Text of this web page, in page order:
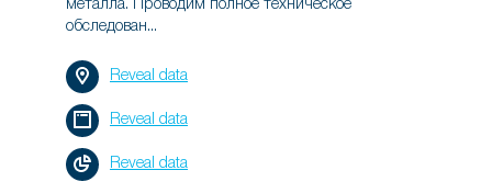
металла. Проводим полное техническое
обследован...
Reveal data
Reveal data
Reveal data